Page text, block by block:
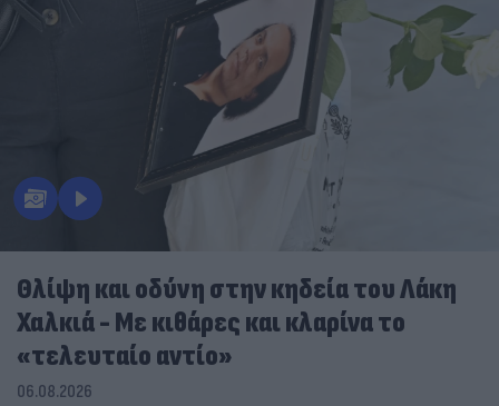
Θλίψη και οδύνη στην κηδεία του Λάκη
Χαλκιά - Με κιθάρες και κλαρίνα το
«τελευταίο αντίο»
06.08.2026